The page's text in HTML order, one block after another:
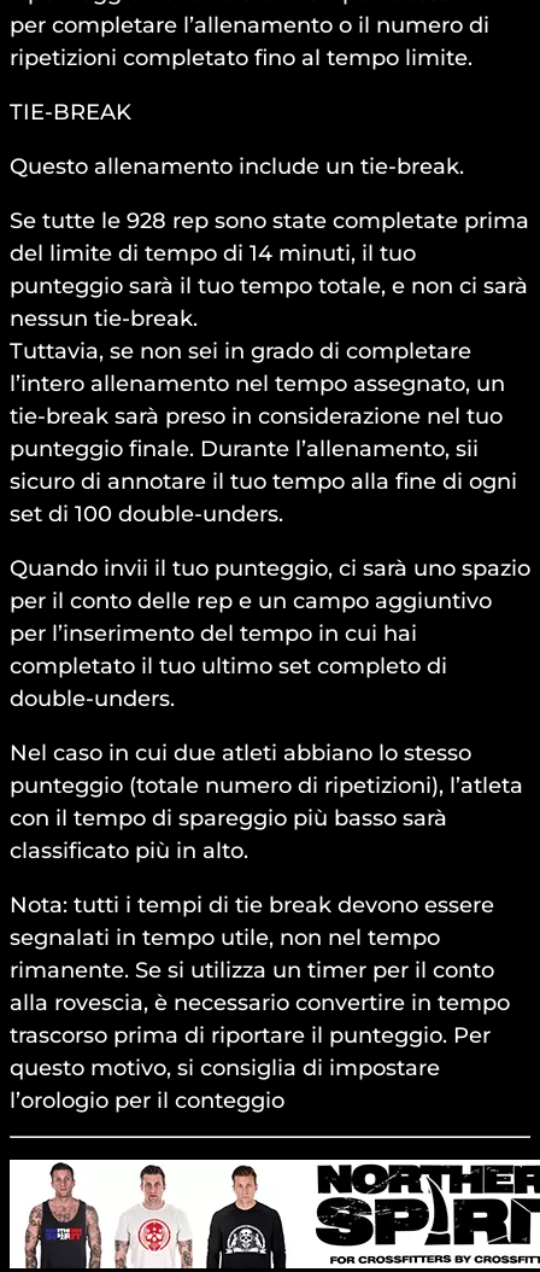
per completare l’allenamento o il numero di
ripetizioni completato fino al tempo limite.
TIE-BREAK
Questo allenamento include un tie-break.
Se tutte le 928 rep sono state completate prima
del limite di tempo di 14 minuti, il tuo
punteggio sarà il tuo tempo totale, e non ci sarà
nessun tie-break.
Tuttavia, se non sei in grado di completare
l’intero allenamento nel tempo assegnato, un
tie-break sarà preso in considerazione nel tuo
punteggio finale. Durante l’allenamento, sii
sicuro di annotare il tuo tempo alla fine di ogni
set di 100 double-unders.
Quando invii il tuo punteggio, ci sarà uno spazio
per il conto delle rep e un campo aggiuntivo
per l’inserimento del tempo in cui hai
completato il tuo ultimo set completo di
double-unders.
Nel caso in cui due atleti abbiano lo stesso
punteggio (totale numero di ripetizioni), l’atleta
con il tempo di spareggio più basso sarà
classificato più in alto.
Nota: tutti i tempi di tie break devono essere
segnalati in tempo utile, non nel tempo
rimanente. Se si utilizza un timer per il conto
alla rovescia, è necessario convertire in tempo
trascorso prima di riportare il punteggio. Per
questo motivo, si consiglia di impostare
l’orologio per il conteggio